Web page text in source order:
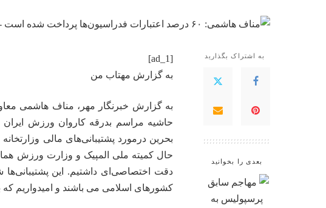
به اشتراک بگذارید
بعدی را بخوانید
[ad_1]
به گزارش مهتاب من
به گزارش خبرنگار مهر، مناف هاشمی
حاشیه مراسم بدرقه کاروان ورزش
بحرین درمورد پشتیبانی‌های مالی
حال کمیته ملی المپیک و وزارت ورزش
دقت اختصاصی‌ای داشتیم. این
کشورهای اسلامی می باشند و امیدواریم که